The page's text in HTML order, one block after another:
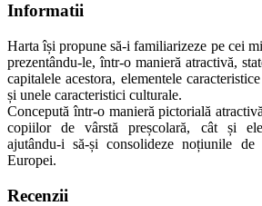
Informatii
Harta își propune să-i familiarizeze pe cei
prezentându-le, într-o manieră atractivă,
capitalele acestora, elementele
și unele caracteristici culturale.
Concepută într-o manieră pictorială
copiilor de vârstă preșcolară, cât și
ajutându-i să-și consolideze noțiunile
Europei.
Recenzii